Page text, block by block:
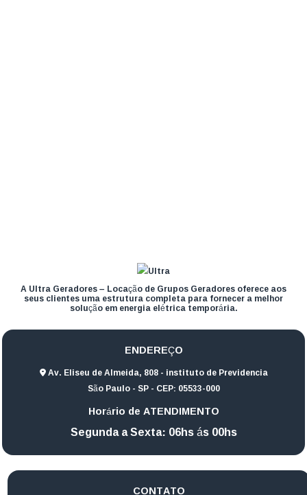
A Ultra Geradores – Locação de Grupos Geradores oferece aos
seus clientes uma estrutura completa para fornecer a melhor
solução em energia elétrica temporária.
ENDEREÇO
Av. Eliseu de Almeida, 808 - instituto de Previdencia
São Paulo - SP - CEP: 05533-000
Horário de ATENDIMENTO
Segunda a Sexta: 06hs ás 00hs
CONTATO